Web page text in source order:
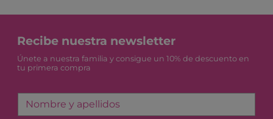
Recibe nuestra newsletter
Únete a nuestra familia y consigue un 10% de descuento en
tu primera compra
Nombre y apellidos